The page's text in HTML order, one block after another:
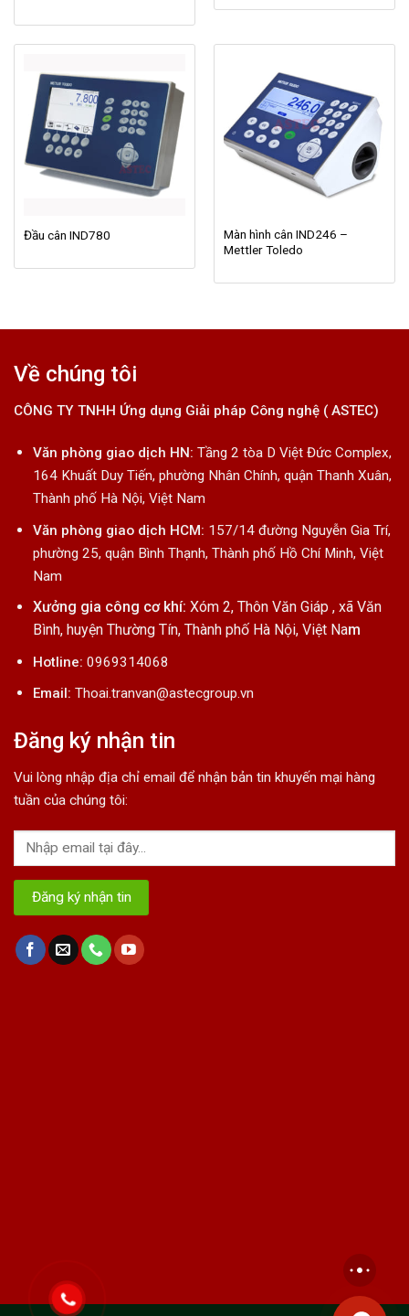
Đầu cân IND780
Màn hình cân IND246 –
Mettler Toledo
Về chúng tôi
CÔNG TY TNHH Ứng dụng Giải pháp Công nghệ ( ASTEC)
Văn phòng giao dịch HN: Tầng 2 tòa D Việt Đức Complex,
164 Khuất Duy Tiến, phường Nhân Chính, quận Thanh Xuân,
Thành phố Hà Nội, Việt Nam
Văn phòng giao dịch HCM: 157/14 đường Nguyễn Gia Trí,
phường 25, quận Bình Thạnh, Thành phố Hồ Chí Minh, Việt
Nam
Xưởng gia công cơ khí: Xóm 2, Thôn Văn Giáp , xã Văn
Bình, huyện Thường Tín, Thành phố Hà Nội, Việt Nam
Hotline: 0969314068
Email: Thoai.tranvan@astecgroup.vn
Đăng ký nhận tin
Vui lòng nhập địa chỉ email để nhận bản tin khuyến mại hàng
tuần của chúng tôi: